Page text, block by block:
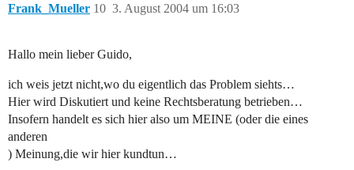
Frank_Mueller 3. August 2004 um 16:03
10
Hallo mein lieber Guido,
ich weis jetzt nicht,wo du eigentlich das Problem siehts…
Hier wird Diskutiert und keine Rechtsberatung betrieben…
Insofern handelt es sich hier also um MEINE (oder die eines
anderen
) Meinung,die wir hier kundtun…